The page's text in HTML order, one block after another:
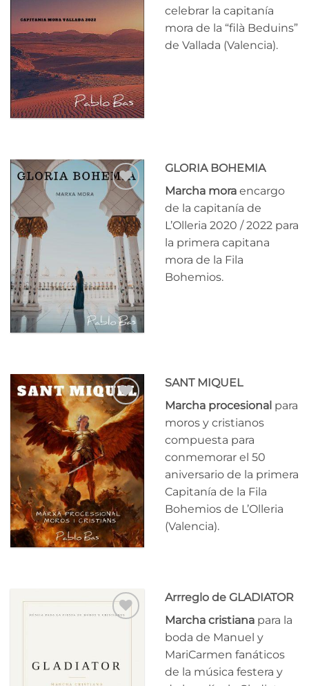
deseos
celebrar la capitanía
mora de la “filà Beduins”
de Vallada (Valencia).
Añadir
a la
lista
de
deseos
GLORIA BOHEMIA
Marcha mora encargo
de la capitanía de
L’Olleria 2020 / 2022 para
la primera capitana
mora de la Fila
Bohemios.
Añadir
a la
lista
de
deseos
SANT MIQUEL
Marcha procesional para
moros y cristianos
compuesta para
conmemorar el 50
aniversario de la primera
Capitanía de la Fila
Bohemios de L’Olleria
(Valencia).
de
Arrreglo de GLADIATOR
Marcha cristiana para la
boda de Manuel y
MariCarmen fanáticos
de la música festera y